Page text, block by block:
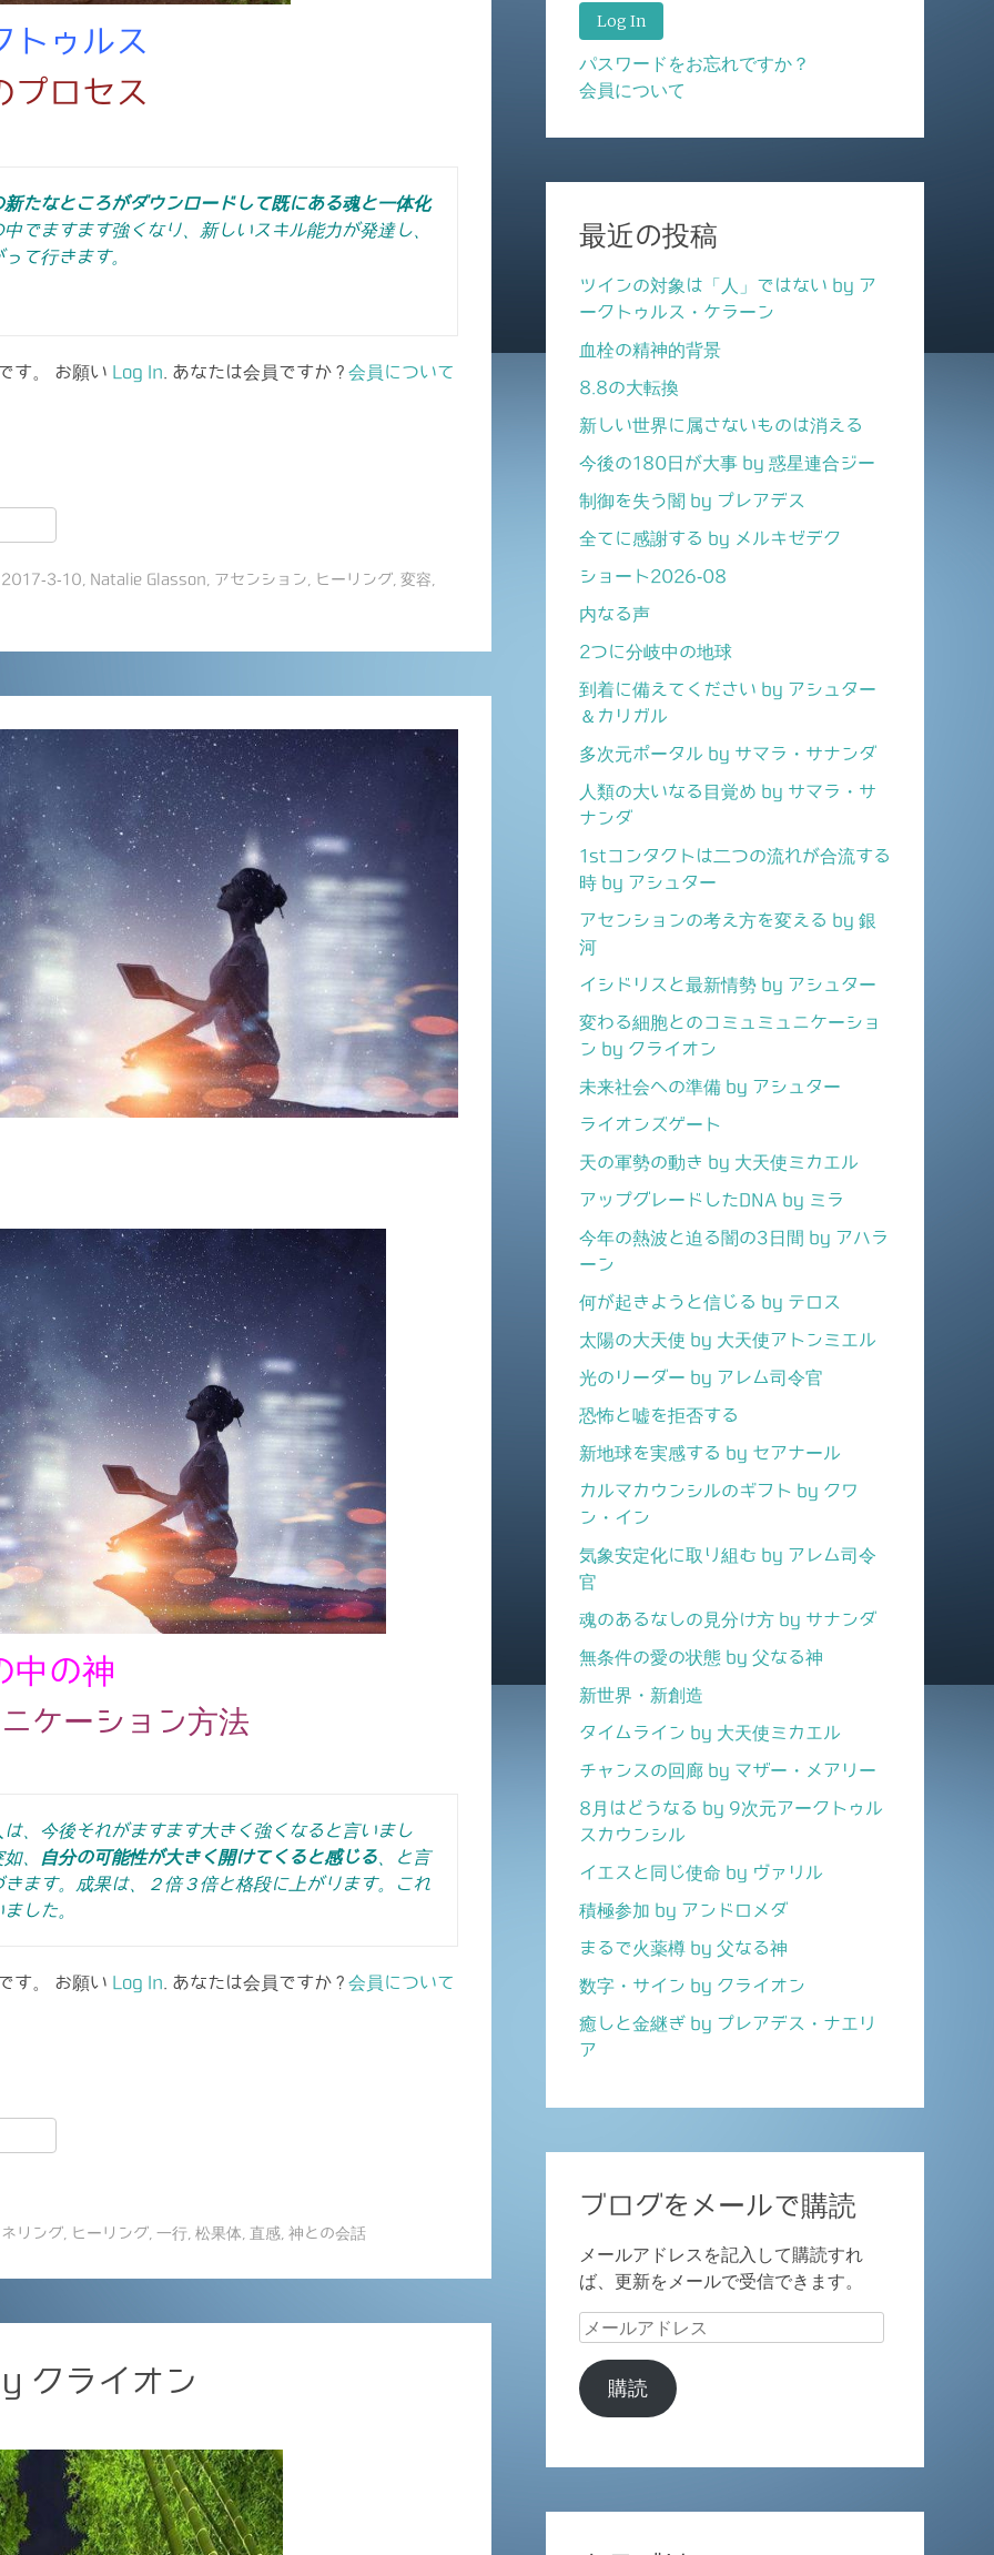
トゥルス
プロセス
たなところがダウンロードして既にある魂と一体化
でますます強くなり、新しいスキル能力が発達し、
て行きます。
す。 お願い Log In . あなたは会員ですか ? 会員について
2017-3-10 Natalie Glasson アセンション ヒーリング 変容
中の神
ケーション方法
、今後それがますます大きく強くなると言いまし
、
自分の可能性が大きく開けてくると感じる 、と言
ます。成果は、２倍３倍と格段に上がります。これ
した。
す。 お願い Log In . あなたは会員ですか ? 会員について
リング ヒーリング 一行 松果体 直感 神との会話
クライオン
パスワードをお忘れですか？
会員について
最近の投稿
ツインの対象は「人」ではない by ア
ークトゥルス・ケラーン
血栓の精神的背景
8.8の大転換
新しい世界に属さないものは消える
今後の180日が大事 by 惑星連合ジー
制御を失う闇 by プレアデス
全てに感謝する by メルキゼデク
ショート2026-08
内なる声
2つに分岐中の地球
到着に備えてください by アシュター
＆カリガル
多次元ポータル by サマラ・サナンダ
人類の大いなる目覚め by サマラ・サ
ナンダ
1stコンタクトは二つの流れが合流する
時 by アシュター
アセンションの考え方を変える by 銀
河
イシドリスと最新情勢 by アシュター
変わる細胞とのコミュミュニケーショ
ン by クライオン
未来社会への準備 by アシュター
ライオンズゲート
天の軍勢の動き by 大天使ミカエル
アップグレードしたDNA by ミラ
今年の熱波と迫る闇の3日間 by アハラ
ーン
何が起きようと信じる by テロス
太陽の大天使 by 大天使アトンミエル
光のリーダー by アレム司令官
恐怖と嘘を拒否する
新地球を実感する by セアナール
カルマカウンシルのギフト by クワ
ン・イン
気象安定化に取り組む by アレム司令
官
魂のあるなしの見分け方 by サナンダ
無条件の愛の状態 by 父なる神
新世界・新創造
タイムライン by 大天使ミカエル
チャンスの回廊 by マザー・メアリー
8月はどうなる by 9次元アークトゥル
スカウンシル
イエスと同じ使命 by ヴァリル
積極参加 by アンドロメダ
まるで火薬樽 by 父なる神
数字・サイン by クライオン
癒しと金継ぎ by プレアデス・ナエリ
ア
ブログをメールで購読
メールアドレスを記入して購読すれ
ば、更新をメールで受信できます。
メ
ル
ア
購読